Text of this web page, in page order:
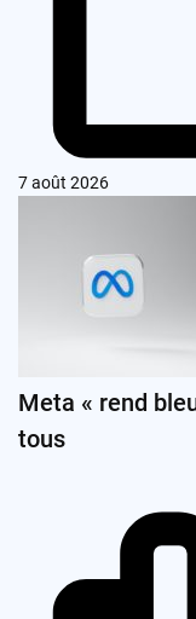
7 août 2026
Meta « rend
tous